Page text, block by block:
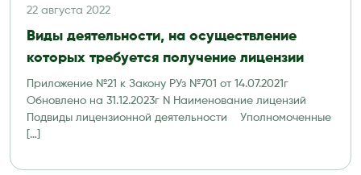
22 августа 2022
Виды деятельности, на осуществление
которых требуется получение лицензии
Приложение №21 к Закону РУз №701 от 14.07.2021г
Обновлено на 31.12.2023г N Наименование лицензий
Подвиды лицензионной деятельности Уполномоченные
[…]